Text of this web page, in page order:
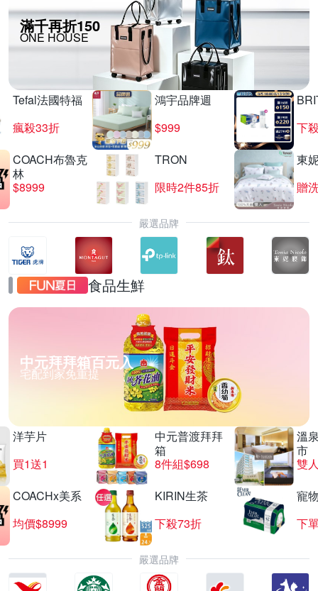
滿千再折150
ONE HOUSE
Tefal法國特福
瘋殺33折
鴻宇品牌週
$999
下
COACH布魯克
林
$8999
TRON
限時2件85折
東
贈
嚴選品牌
食品生鮮
中元拜拜箱百元入
宅配到家免重提
洋芋片
買1送1
中元普渡拜拜
箱
8件組$698
溫
市
COACHx美系
均價$8999
KIRIN生茶
下殺73折
寵
下
嚴選品牌